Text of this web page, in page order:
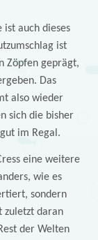
ist auch dieses
ist
Zöpfen geprägt,
Das
also wieder
sich die bisher
im Regal.
eine weitere
wie es
sondern
zuletzt daran
der Welten